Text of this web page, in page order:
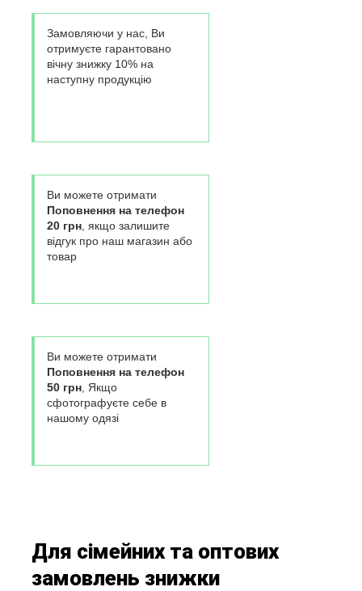
Замовляючи у нас, Ви
отримуєте гарантовано
вічну знижку 10% на
наступну продукцію
Ви можете отримати
Поповнення на телефон
20 грн, якщо залишите
відгук про наш магазин або
товар
Ви можете отримати
Поповнення на телефон
50 грн, Якщо
сфотографуєте себе в
нашому одязі
Для сімейних та оптових
замовлень знижки